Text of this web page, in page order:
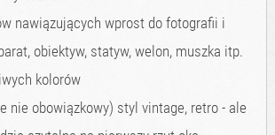
nawiązujących wprost do fotografii i
obiektyw, statyw, welon, muszka itp.
kolorów
nie obowiązkowy) styl vintage, retro - ale